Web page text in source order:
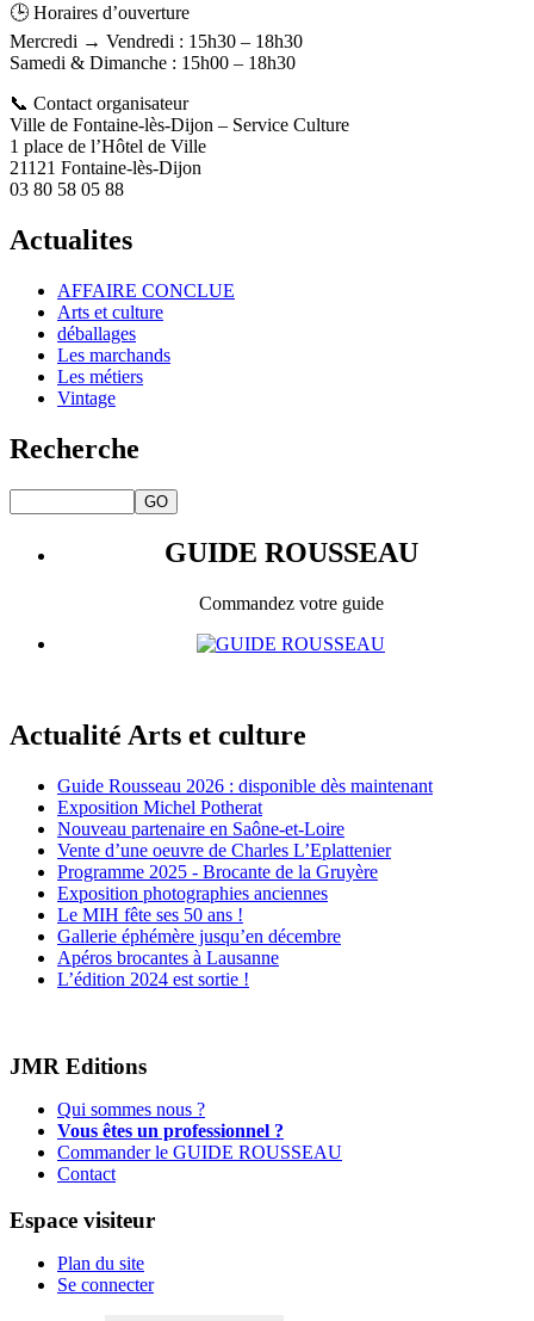
🕒 Horaires d’ouverture
Mercredi → Vendredi : 15h30 – 18h30
Samedi & Dimanche : 15h00 – 18h30
📞 Contact organisateur
Ville de Fontaine-lès-Dijon – Service Culture
1 place de l’Hôtel de Ville
21121 Fontaine-lès-Dijon
03 80 58 05 88
Actualites
AFFAIRE CONCLUE
Arts et culture
déballages
Les marchands
Les métiers
Vintage
Recherche
GUIDE ROUSSEAU
Commandez votre guide
Actualité Arts et culture
Guide Rousseau 2026 : disponible dès maintenant
Exposition Michel Potherat
Nouveau partenaire en Saône-et-Loire
Vente d’une oeuvre de Charles L’Eplattenier
Programme 2025 - Brocante de la Gruyère
Exposition photographies anciennes
Le MIH fête ses 50 ans !
Gallerie éphémère jusqu’en décembre
Apéros brocantes à Lausanne
L’édition 2024 est sortie !
JMR Editions
Qui sommes nous ?
Vous êtes un professionnel ?
Commander le GUIDE ROUSSEAU
Contact
Espace visiteur
Plan du site
Se connecter